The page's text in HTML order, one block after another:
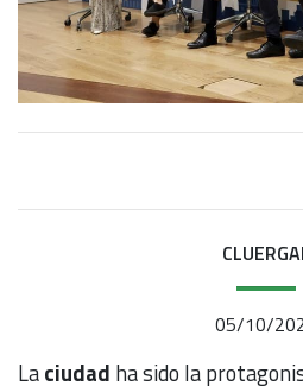
05/10/
Laciudad ha sido la